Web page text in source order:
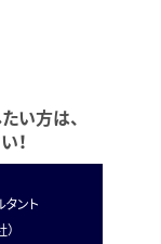
い方は、
！
ント